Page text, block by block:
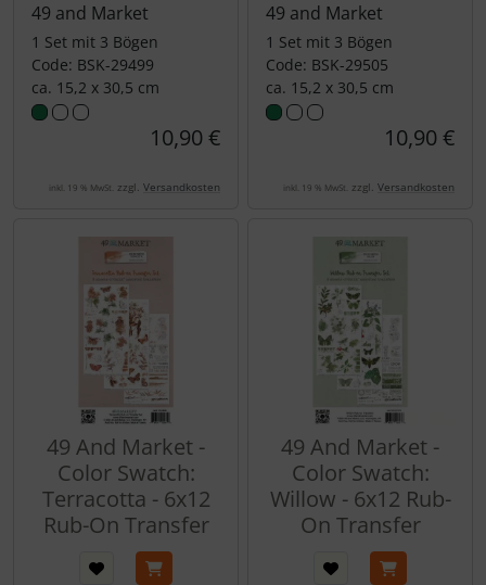
49 and Market
1 Set mit 3 Bögen
Code: BSK-29499
ca. 15,2 x 30,5 cm
10,90 €
inkl. 19 % MwSt. zzgl. Versandkosten
49 and Market
1 Set mit 3 Bögen
Code: BSK-29505
ca. 15,2 x 30,5 cm
10,90 €
inkl. 19 % MwSt. zzgl. Versandkosten
49 And Market -
Color Swatch:
Terracotta - 6x12
Rub-On Transfer
49 And Market -
Color Swatch:
Willow - 6x12 Rub-
On Transfer